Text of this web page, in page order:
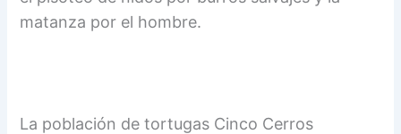
matanza por el hombre.
La población de tortugas Cinco Cerros